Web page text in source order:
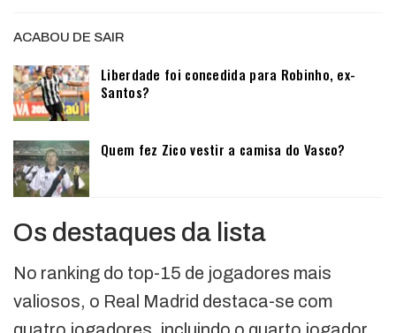
ACABOU DE SAIR
Liberdade foi concedida para Robinho, ex-
Santos?
Quem fez Zico vestir a camisa do Vasco?
Os destaques da lista
No ranking do top-15 de jogadores mais
valiosos, o Real Madrid destaca-se com